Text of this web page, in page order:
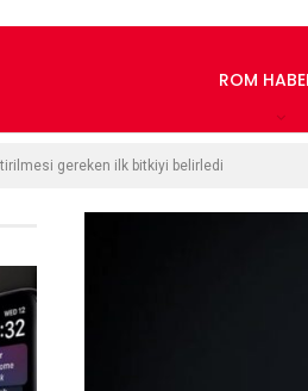
ROM
gereken ilk bitkiyi belirledi